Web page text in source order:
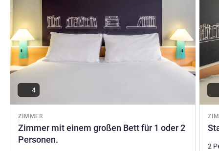
Damian Bas, Hotel Direktion
ZIMMER
Zimmer mit einem großen Bett für 1 oder 2
Personen.
4
2